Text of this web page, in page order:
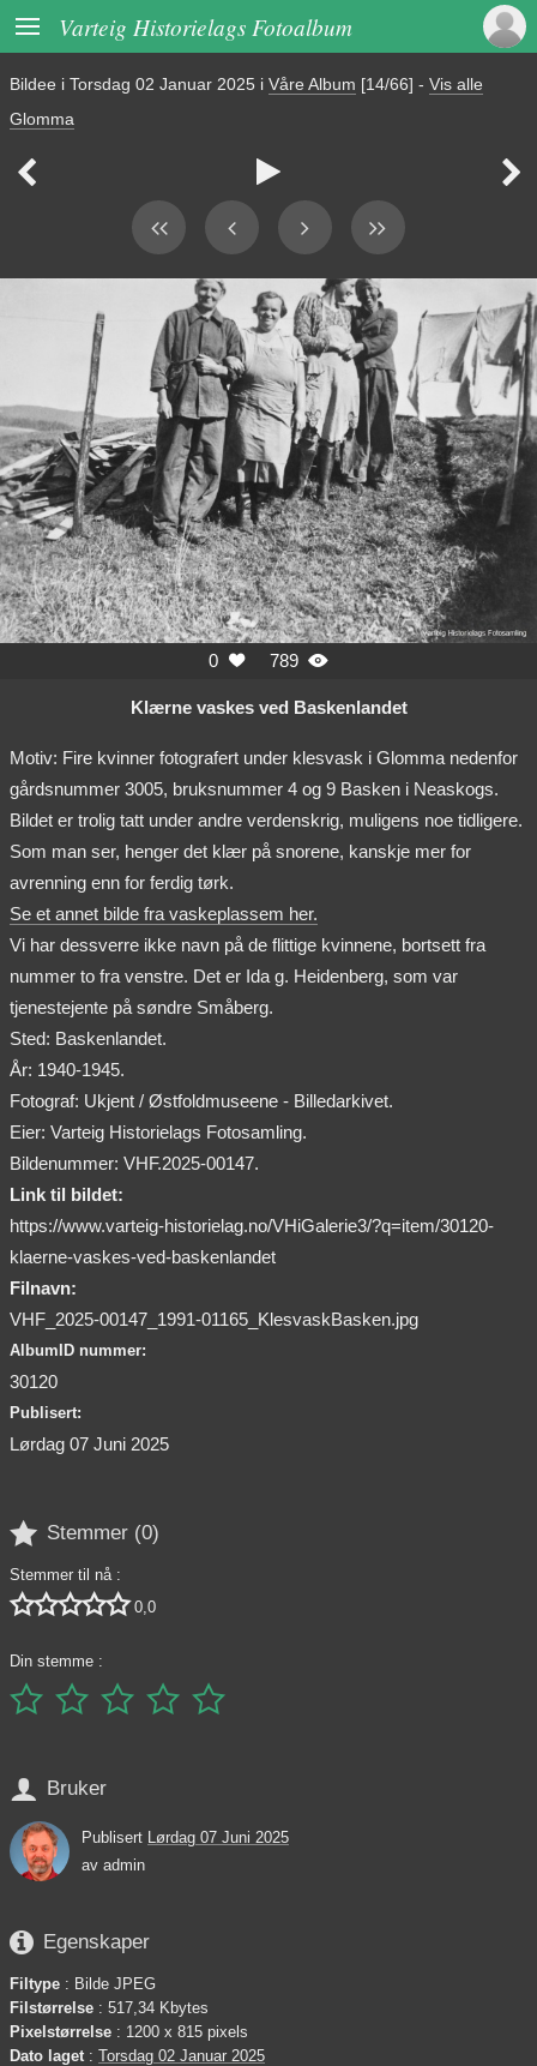
 Varteig Historielags Fotoalbum
Bildee i Torsdag 02 Januar 2025 i Våre Album [14/66] - Vis alle
Glomma
  
0  789 
Klærne vaskes ved Baskenlandet
Motiv: Fire kvinner fotografert under klesvask i Glomma nedenfor
gårdsnummer 3005, bruksnummer 4 og 9 Basken i Neaskogs.
Bildet er trolig tatt under andre verdenskrig, muligens noe tidligere.
Som man ser, henger det klær på snorene, kanskje mer for
avrenning enn for ferdig tørk.
Se et annet bilde fra vaskeplassem her.
Vi har dessverre ikke navn på de flittige kvinnene, bortsett fra
nummer to fra venstre. Det er Ida g. Heidenberg, som var
tjenestejente på søndre Småberg.
Sted: Baskenlandet.
År: 1940-1945.
Fotograf: Ukjent / Østfoldmuseene - Billedarkivet.
Eier: Varteig Historielags Fotosamling.
Bildenummer: VHF.2025-00147.
Link til bildet:
https://www.varteig-historielag.no/VHiGalerie3/?q=item/30120-
klaerne-vaskes-ved-baskenlandet
Filnavn:
VHF_2025-00147_1991-01165_KlesvaskBasken.jpg
AlbumID nummer:
30120
Publisert:
Lørdag 07 Juni 2025
 Stemmer (0)
Stemmer til nå :
 0,0
Din stemme :
    
 Bruker
Publisert Lørdag 07 Juni 2025
av admin
 Egenskaper
Filtype : Bilde JPEG
Filstørrelse : 517,34 Kbytes
Pixelstørrelse : 1200 x 815 pixels
Dato laget : Torsdag 02 Januar 2025